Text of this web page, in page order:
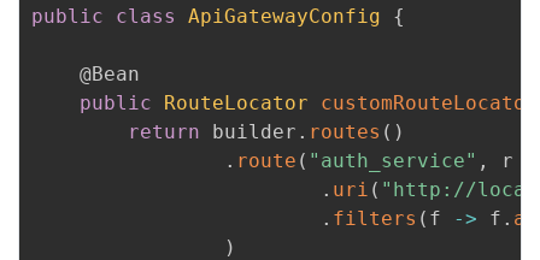
public
class ApiGatewayConfig {
@Bean
public
RouteLocator customRouteLocator
return builder . routes ( )
. route ( "auth_service" , r
. uri ( "http://
. filters ( f -> f .
)